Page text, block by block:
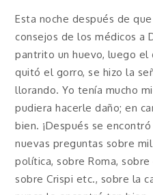
Esta noche después de
consejos de los médicos a
pantrito un huevo, luego el
quitó el gorro, se hizo la
llorando. Yo tenía mucho
pudiera hacerle daño; en
bien. ¡Después se
nuevas preguntas sobre
política, sobre Roma, sobre
sobre Crispi etc., sobre la